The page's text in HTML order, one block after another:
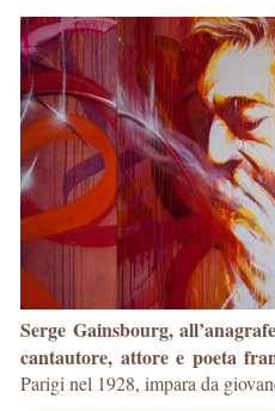
Serge Gainsbourg,
cantautore, attore e poeta
Parigi nel 1928, impara da